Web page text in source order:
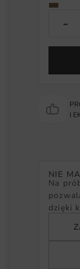
I
NIE
Na
dzięki